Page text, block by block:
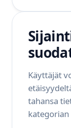
Käyttäjät
tahansa